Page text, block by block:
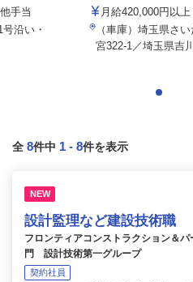
手当
沿い・
月給420,000円以上
（車庫）埼玉県さ
宮322-1／埼玉県吉
全 8件中 1 - 8件を表示
NEW
設計監理など建設技術職
フロンティアコンストラクション＆
門 設計技術第一グループ
契約社員